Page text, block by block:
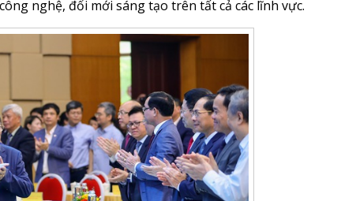
nghệ, đổi mới sáng tạo trên tất cả các lĩnh vực.